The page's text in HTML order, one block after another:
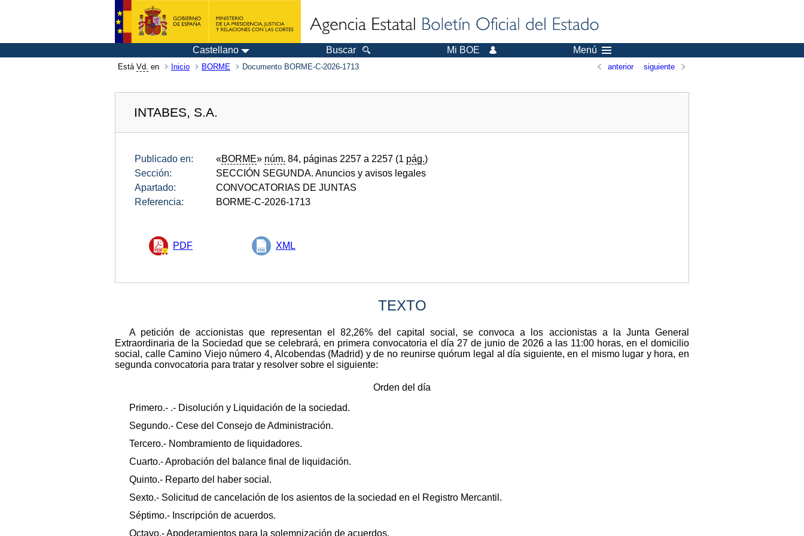
Castellano Buscar Mi BOE Menú
Está Vd. en Inicio BORME Documento BORME-C-2026-1713 anterior siguiente
INTABES, S.A.
Publicado en: «BORME» núm. 84, páginas 2257 a 2257 (1 pág.)
Sección:
SECCIÓN SEGUNDA. Anuncios y avisos legales
Apartado:
CONVOCATORIAS DE JUNTAS
Referencia:
BORME-C-2026-1713
PDF XML
TEXTO
A petición de accionistas que representan el 82,26% del capital social, se convoca a los accionistas a la Junta General
Extraordinaria de la Sociedad que se celebrará, en primera convocatoria el día 27 de junio de 2026 a las 11:00 horas, en el domicilio
social, calle Camino Viejo número 4, Alcobendas (Madrid) y de no reunirse quórum legal al día siguiente, en el mismo lugar y hora, en
segunda convocatoria para tratar y resolver sobre el siguiente:
Orden del día
Primero.- .- Disolución y Liquidación de la sociedad.
Segundo.- Cese del Consejo de Administración.
Tercero.- Nombramiento de liquidadores.
Cuarto.- Aprobación del balance final de liquidación.
Quinto.- Reparto del haber social.
Sexto.- Solicitud de cancelación de los asientos de la sociedad en el Registro Mercantil.
Séptimo.- Inscripción de acuerdos.
Octavo.- Apoderamientos para la solemnización de acuerdos.